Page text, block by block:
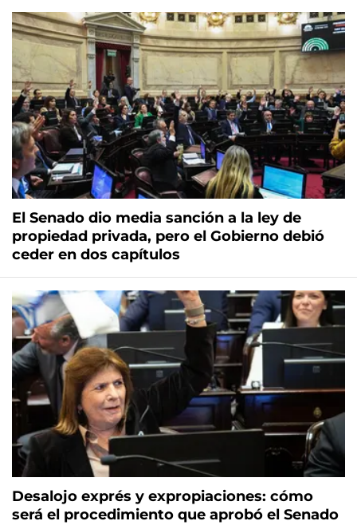
El Senado dio media sanción a la ley de
propiedad privada, pero el Gobierno debió
ceder en dos capítulos
Desalojo exprés y expropiaciones: cómo
será el procedimiento que aprobó el Senado